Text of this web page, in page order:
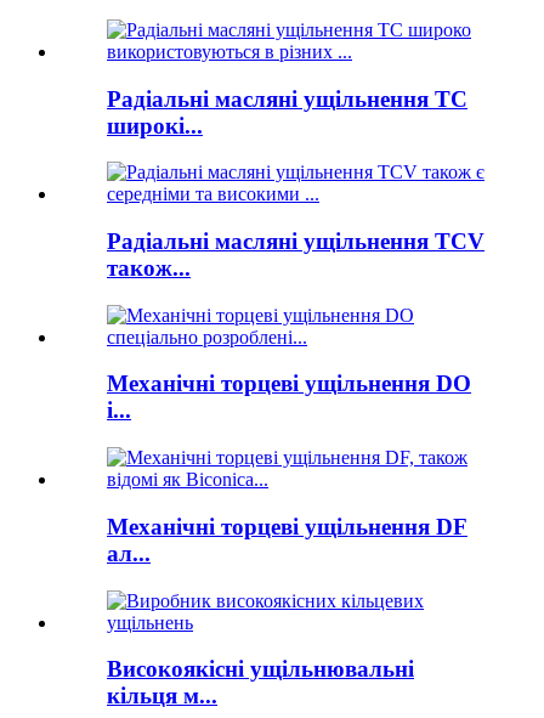
Радіальні масляні ущільнення TC
широкі...
Радіальні масляні ущільнення TCV
також...
Механічні торцеві ущільнення DO
i...
Механічні торцеві ущільнення DF
ал...
Високоякісні ущільнювальні
кільця м...